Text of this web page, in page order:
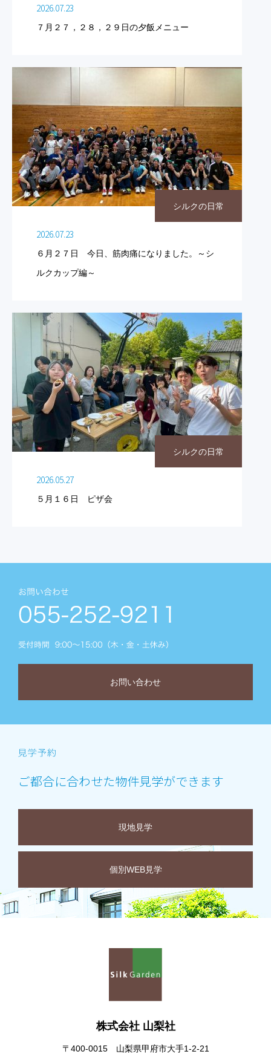
2026.07.23
７月２７，２８，２９日の夕飯メニュー
シルクの日常
2026.07.23
６月２７日 今日、筋肉痛になりました。～シ
ルクカップ編～
シルクの日常
2026.05.27
５月１６日 ピザ会
お問い合わせ
ご都合に合わせた物件見学ができます
現地見学
個別WEB見学
株式会社 山梨社
〒400-0015 山梨県甲府市大手1-2-21